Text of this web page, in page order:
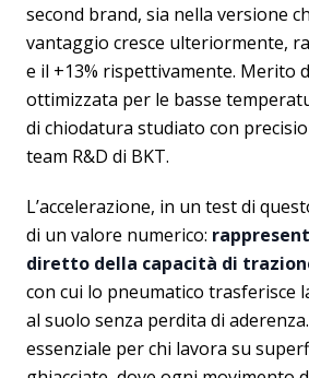
second brand, sia nella versione
vantaggio cresce ulteriormente,
e il +13% rispettivamente. Merito
ottimizzata per le basse
di chiodatura studiato con
team R&D di BKT.
L’accelerazione, in un test di
di un valore numerico:
diretto della capacità di
con cui lo pneumatico trasferisce
al suolo senza perdita di
essenziale per chi lavora su